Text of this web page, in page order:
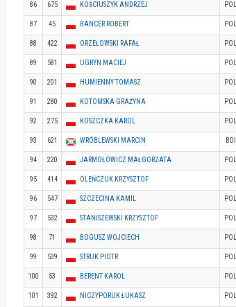
86 675 KOŚCIUSZYK ANDRZEJ POL
87 45 BANCER ROBERT POL
88 422 ORZEŁOWSKI RAFAŁ POL
89 581 UGRYN MACIEJ POL
90 201 HUMIENNY TOMASZ POL
91 280 KOTOMSKA GRAŻYNA POL
92 275 KOSZCZKA KAROL POL
93 621 WRÓBLEWSKI MARCIN BDI
94 220 JARMOŁOWICZ MAŁGORZATA POL
95 414 OLEŃCZUK KRZYSZTOF POL
96 547 SZCZECINA KAMIL POL
97 532 STANISZEWSKI KRZYSZTOF POL
98 71 BOGUSZ WOJCIECH POL
99 539 STRUK PIOTR POL
100 53 BERENT KAROL POL
101 392 NICZYPORUK ŁUKASZ POL